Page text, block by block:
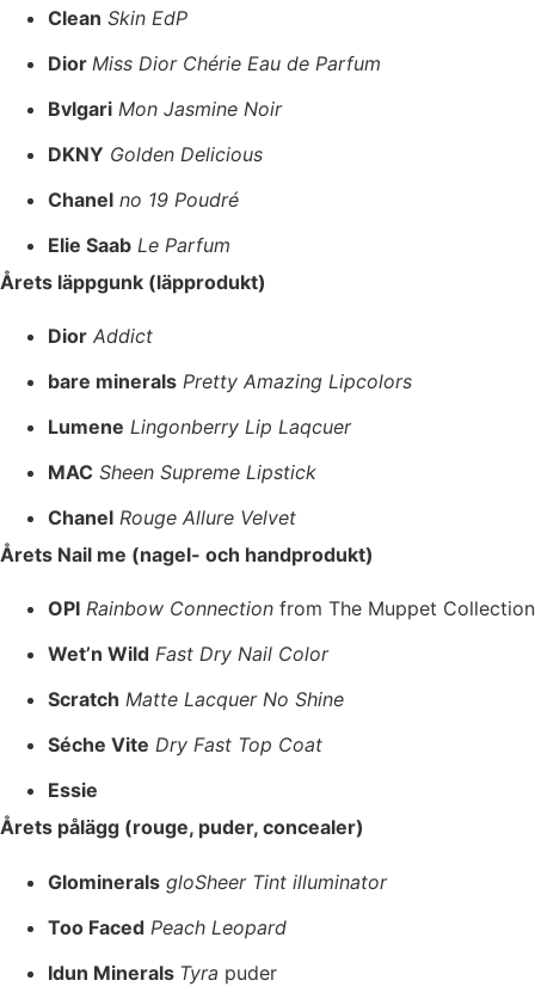
Clean Skin EdP
Dior Miss Dior Chérie Eau de Parfum
Bvlgari Mon Jasmine Noir
DKNY Golden Delicious
Chanel no 19 Poudré
Elie Saab Le Parfum
Årets läppgunk (läpprodukt)
Dior Addict
bare minerals Pretty Amazing Lipcolors
Lumene Lingonberry Lip Laqcuer
MAC Sheen Supreme Lipstick
Chanel Rouge Allure Velvet
Årets Nail me (nagel- och handprodukt)
OPI Rainbow Connection from The Muppet Collection
Wet’n Wild Fast Dry Nail Color
Scratch Matte Lacquer No Shine
Séche Vite Dry Fast Top Coat
Essie
Årets pålägg (rouge, puder, concealer)
Glominerals gloSheer Tint illuminator
Too Faced Peach Leopard
Idun Minerals Tyra puder